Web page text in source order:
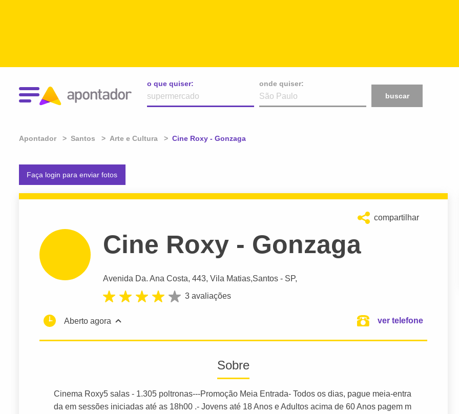
o que quiser:
onde quiser:
buscar
Apontador Santos Arte e Cultura Atual:
Cine Roxy - Gonzaga
Faça login para enviar fotos
compartilhar
Cine Roxy - Gonzaga
Avenida Da. Ana Costa, 443, Vila Matias,Santos - SP,
3 avaliações
Aberto agora ver telefone
Sobre
Cinema Roxy5 salas - 1.305 poltronas---Promoção Meia Entrada- Todos os dias, pague meia-entra
da em sessões iniciadas até as 18h00 .- Jovens até 18 Anos e Adultos acima de 60 Anos pagem m